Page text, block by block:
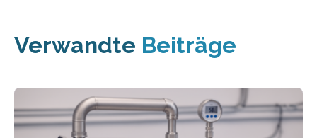
Verwandte Beiträge